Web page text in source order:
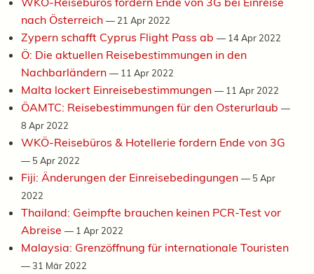
nach Österreich — 21 Apr 2022
Zypern schafft Cyprus Flight Pass ab — 14 Apr 2022
Ö: Die aktuellen Reisebestimmungen in den
Nachbarländern — 11 Apr 2022
Malta lockert Einreisebestimmungen — 11 Apr 2022
ÖAMTC: Reisebestimmungen für den Osterurlaub —
8 Apr 2022
WKÖ-Reisebüros & Hotellerie fordern Ende von 3G
— 5 Apr 2022
Fiji: Änderungen der Einreisebedingungen — 5 Apr
2022
Thailand: Geimpfte brauchen keinen PCR-Test vor
Abreise — 1 Apr 2022
Malaysia: Grenzöffnung für internationale Touristen
—31 Mär 2022